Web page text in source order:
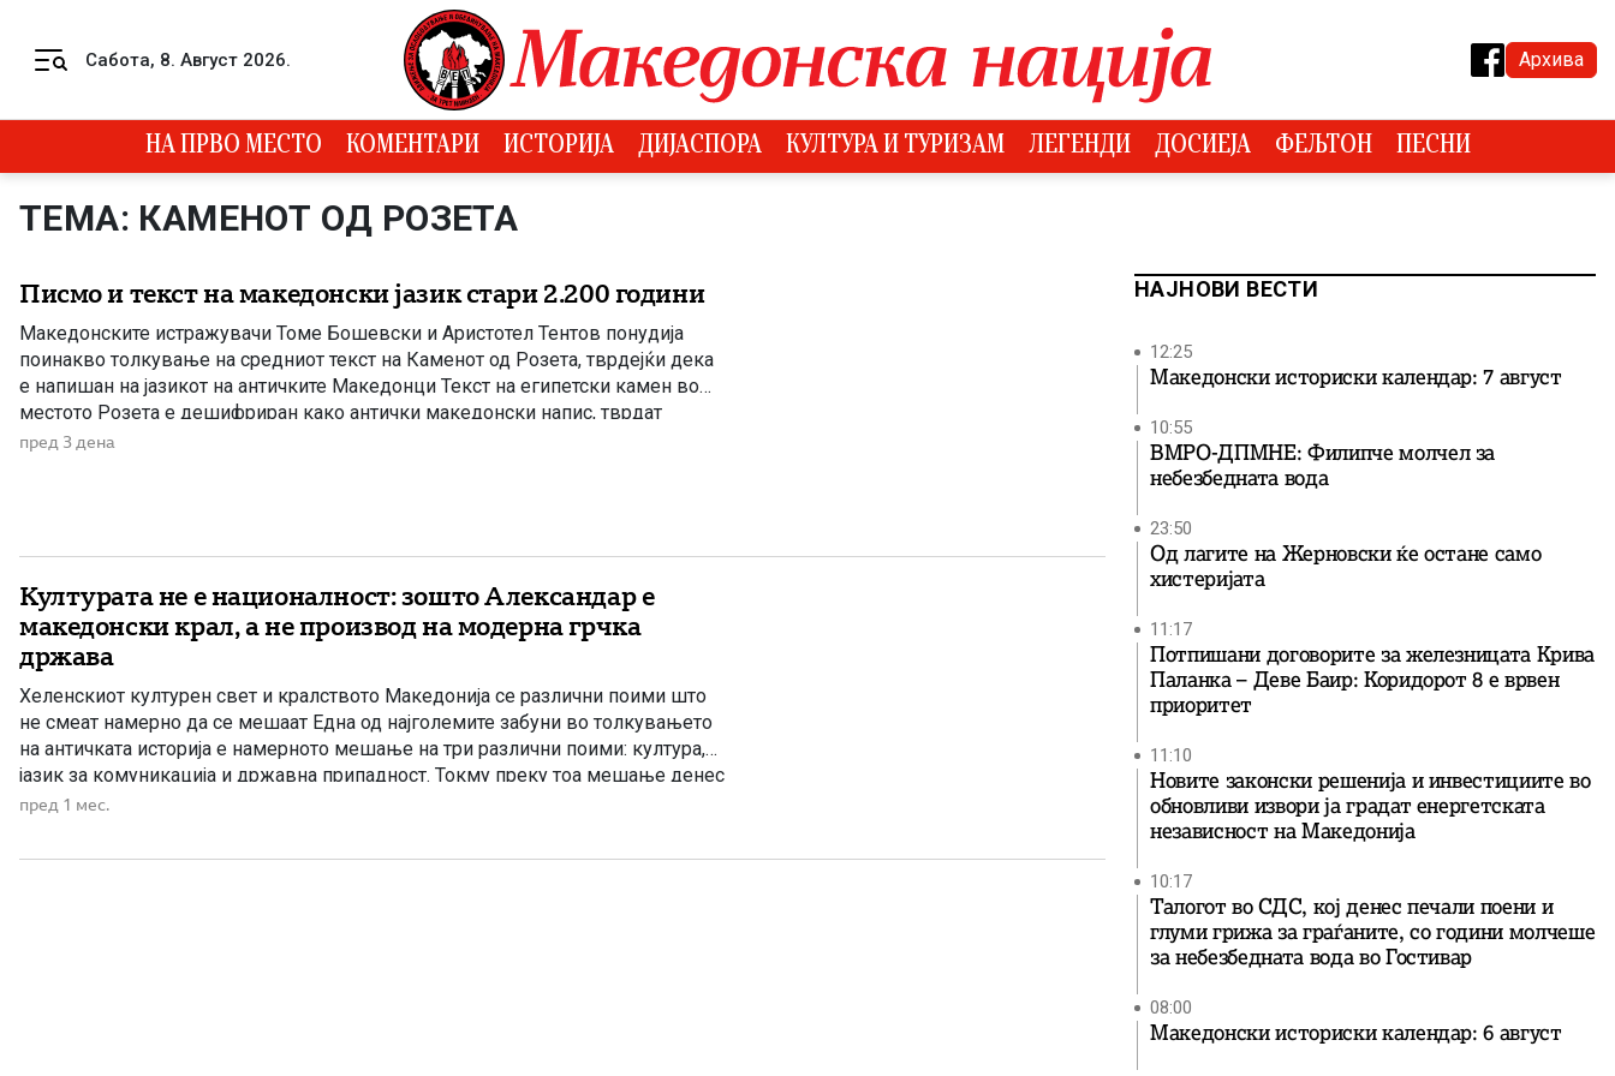
Сабота, 8. Август 2026. Архива
НА ПРВО МЕСТО КОМЕНТАРИ ИСТОРИЈА ДИЈАСПОРА КУЛТУРА И ТУРИЗАМ ЛЕГЕНДИ ДОСИЕЈА ФЕЉТОН ПЕСНИ
ТЕМА: КАМЕНОТ ОД РОЗЕТА
Писмо и текст на македонски јазик стари 2.200 години
Македонските истражувачи Томе Бошевски и Аристотел Тентов понудија
поинакво толкување на средниот текст на Каменот од Розета, тврдејќи дека
е напишан на јазикот на античките Македонци Текст на египетски камен во
местото Розета е дешифриран како антички македонски напис, тврдат
македонските научници академик Томе Бошевски и проф. Аристотел Тентов
пред 3 дена
Културата не е националност: зошто Александар е
македонски крал, а не производ на модерна грчка
држава
Хеленскиот културен свет и кралството Македонија се различни поими што
не смеат намерно да се мешаат Една од најголемите забуни во толкувањето
на античката историја е намерното мешање на три различни поими: култура,
јазик за комуникација и државна припадност. Токму преку тоа мешање денес
се создава впечаток дека Александар Македонски бил „Грк“ во модерна
пред 1 мес.
НАЈНОВИ ВЕСТИ
12:25
Македонски историски календар: 7 август
10:55
ВМРО-ДПМНЕ: Филипче молчел за
небезбедната вода
23:50
Од лагите на Жерновски ќе остане само
хистеријата
11:17
Потпишани договорите за железницата Крива
Паланка – Деве Баир: Коридорот 8 е врвен
приоритет
11:10
Новите законски решенија и инвестициите во
обновливи извори ја градат енергетската
независност на Македонија
10:17
Талогот во СДС, кој денес печали поени и
глуми грижа за граѓаните, со години молчеше
за небезбедната вода во Гостивар
08:00
Македонски историски календар: 6 август